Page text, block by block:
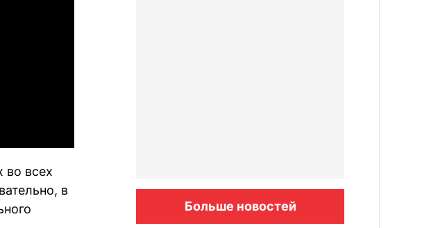
во всех
в
Больше новостей